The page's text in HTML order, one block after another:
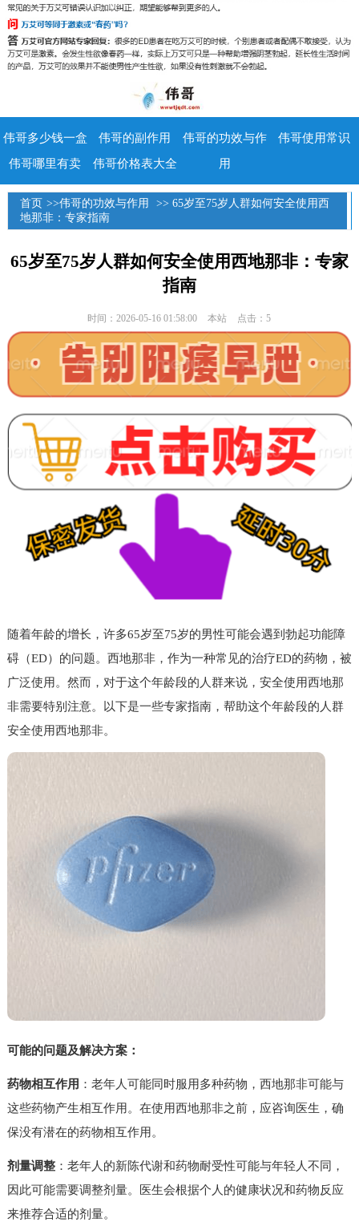
伟哥多少钱一盒 伟哥的副作用
伟哥的功效与作
用
伟哥使用常识
伟哥哪里有卖
伟哥价格表大全
首页 >>伟哥的功效与作用
>> 65岁至75岁人群如何安全使用西
地那非：专家指南
65岁至75岁人群如何安全使用西地那非：专家
指南
时间：2026-05-16 01:58:00 本站 点击：5
随着年龄的增长，许多65岁至75岁的男性可能会遇到勃起功能障
碍（ED）的问题。西地那非，作为一种常见的治疗ED的药物，被
广泛使用。然而，对于这个年龄段的人群来说，安全使用西地那
非需要特别注意。以下是一些专家指南，帮助这个年龄段的人群
安全使用西地那非。
可能的问题及解决方案：
药物相互作用 ：老年人可能同时服用多种药物，西地那非可能与
这些药物产生相互作用。在使用西地那非之前，应咨询医生，确
保没有潜在的药物相互作用。
剂量调整：老年人的新陈代谢和药物耐受性可能与年轻人不同，
因此可能需要调整剂量。医生会根据个人的健康状况和药物反应
来推荐合适的剂量。